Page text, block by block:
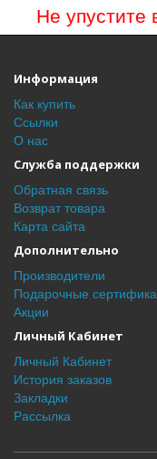
Не упустите
Информация
Как купить
Ссылки
О нас
Служба поддержки
Обратная связь
Возврат товара
Карта сайта
Дополнительно
Производители
Подарочные
Акции
Личный Кабинет
Личный Кабинет
История заказов
Закладки
Рассылка